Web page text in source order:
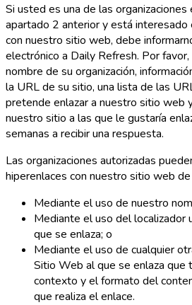
Si usted es una de las organizaciones
apartado 2 anterior y está interesado
con nuestro sitio web, debe
electrónico a Daily Refresh. Por
nombre de su organización,
la URL de su sitio, una lista de las
pretende enlazar a nuestro sitio web
nuestro sitio a las que le gustaría
semanas a recibir una respuesta.
Las organizaciones autorizadas
hiperenlaces con nuestro sitio web
Mediante el uso de nuestro
Mediante el uso del localizador
que se enlaza; o
Mediante el uso de cualquier
Sitio Web al que se enlaza
contexto y el formato del
que realiza el enlace.